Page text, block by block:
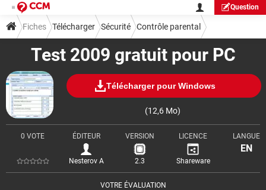
Question
Test 2009 gratuit pour PC
Télécharger pour Windows
(12,6 Mo)
VOTRE ÉVALUATION
0 VOTE ÉDITEUR
Nesterov A
VERSION
2.3
LICENCE
Shareware
LANGUE
EN
Fiches Télécharger Sécurité Contrôle parental